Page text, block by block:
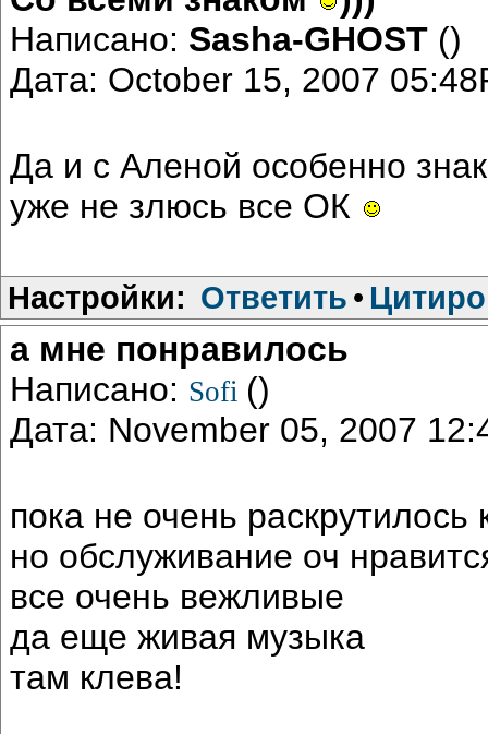
Написано: Sasha-GHOST ()
Дата: October 15, 2007
Да и с Аленой особенно
уже не злюсь все ОК
Настройки: Ответить •
а мне понравилось
Написано: Sofi ()
Дата: November 05, 2007
пока не очень
но обслуживание оч
все очень вежливые
да еще живая музыка
там клева!